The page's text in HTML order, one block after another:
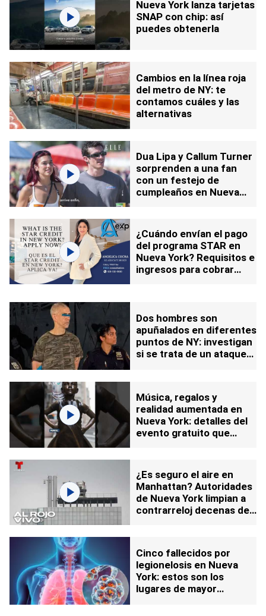
Nueva York lanza tarjetas
SNAP con chip: así
puedes obtenerla
Cambios en la línea roja
del metro de NY: te
contamos cuáles y las
alternativas
Dua Lipa y Callum Turner
sorprenden a una fan
con un festejo de
cumpleaños en Nueva
¿Cuándo envían el pago
del programa STAR en
Nueva York? Requisitos e
ingresos para cobrar
Dos hombres son
apuñalados en diferentes
puntos de NY: investigan
si se trata de un ataque
Música, regalos y
realidad aumentada en
Nueva York: detalles del
evento gratuito que
¿Es seguro el aire en
Manhattan? Autoridades
de Nueva York limpian a
contrarreloj decenas de
Cinco fallecidos por
legionelosis en Nueva
York: estos son los
lugares de mayor